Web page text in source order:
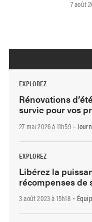
7 août
EXPLOREZ
Rénovations
survie pour vos
27 mai 2026 à 11h59-
EXPLOREZ
Libérez la
récompenses de
3 août 2023 à 15h18-